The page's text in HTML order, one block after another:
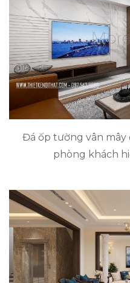
Đá ốp tường vân
phòng khách